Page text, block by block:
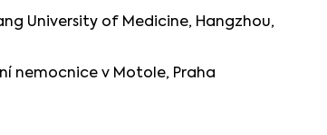
University of Medicine, Hangzhou,
nemocnice v Motole, Praha